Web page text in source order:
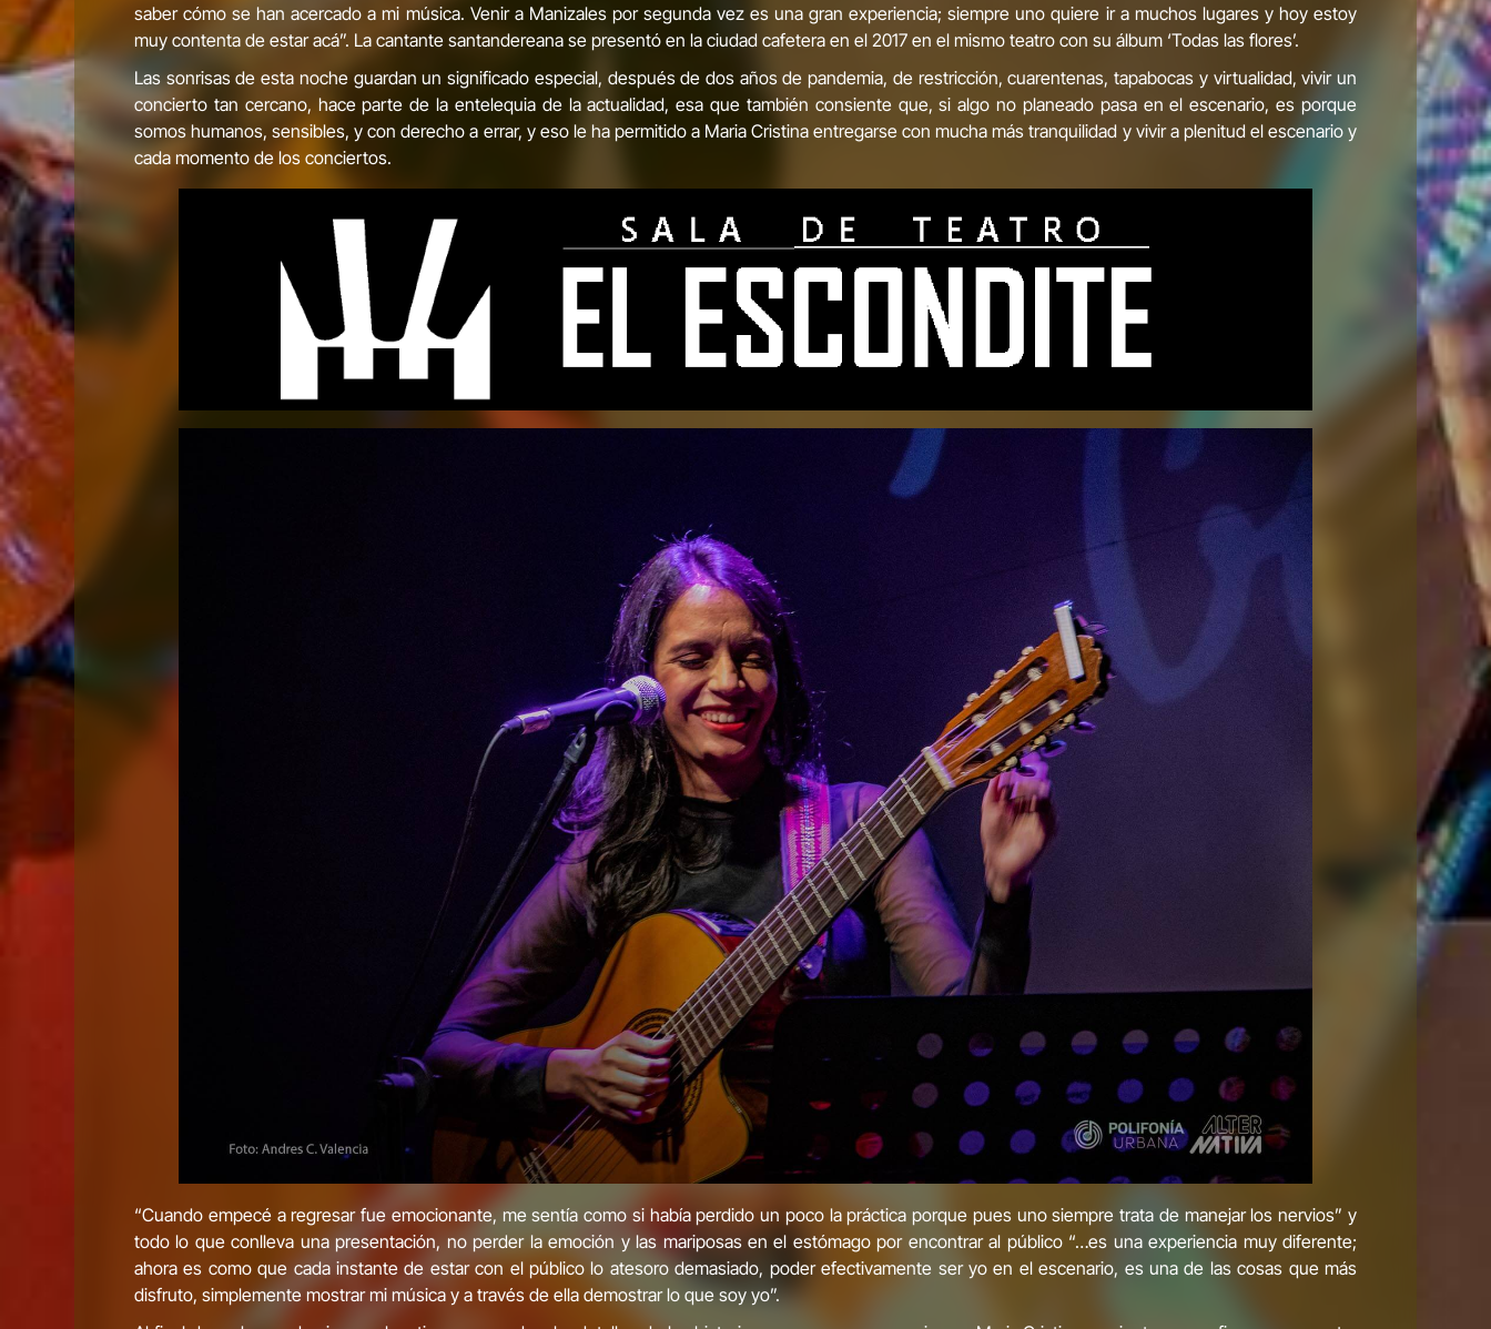
saber cómo se han acercado a mi música. Venir a Manizales por segunda vez es una gran experiencia; siempre uno quiere ir a muchos lugares y hoy estoy
muy contenta de estar acá”. La cantante santandereana se presentó en la ciudad cafetera en el 2017 en el mismo teatro con su álbum ‘Todas las flores’.
Las sonrisas de esta noche guardan un significado especial, después de dos años de pandemia, de restricción, cuarentenas, tapabocas y virtualidad, vivir un
concierto tan cercano, hace parte de la entelequia de la actualidad, esa que también consiente que, si algo no planeado pasa en el escenario, es porque
somos humanos, sensibles, y con derecho a errar, y eso le ha permitido a Maria Cristina entregarse con mucha más tranquilidad y vivir a plenitud el escenario y
cada momento de los conciertos.
“Cuando empecé a regresar fue emocionante, me sentía como si había perdido un poco la práctica porque pues uno siempre trata de manejar los nervios” y
todo lo que conlleva una presentación, no perder la emoción y las mariposas en el estómago por encontrar al público “…es una experiencia muy diferente;
ahora es como que cada instante de estar con el público lo atesoro demasiado, poder efectivamente ser yo en el escenario, es una de las cosas que más
disfruto, simplemente mostrar mi música y a través de ella demostrar lo que soy yo”.